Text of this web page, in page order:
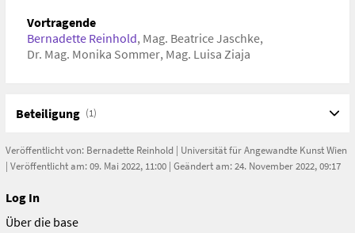
Vortragende
Bernadette Reinhold, Mag. Beatrice Jaschke,
Dr. Mag. Monika Sommer, Mag. Luisa Ziaja
Beteiligung (1)
Veröffentlicht von: Bernadette Reinhold | Universität für Angewandte Kunst Wien
| Veröffentlicht am: 09. Mai 2022, 11:00 | Geändert am: 24. November 2022, 09:17
Log In
Über die base